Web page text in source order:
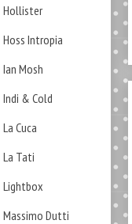
Hollister
Hoss Intropia
Ian Mosh
Indi & Cold
La Cuca
La Tati
Lightbox
Massimo Dutti